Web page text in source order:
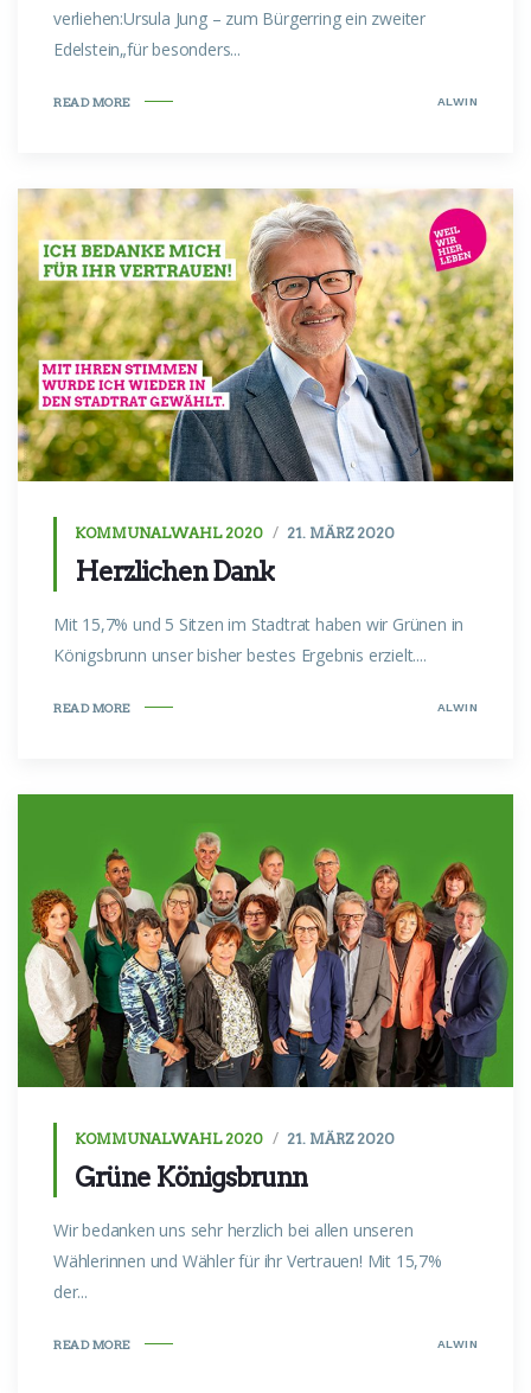
verliehen:Ursula Jung – zum Bürgerring ein zweiter
Edelstein„für besonders...
READ MORE ALWIN
KOMMUNALWAHL 2020 21. MÄRZ 2020
Herzlichen Dank
Mit 15,7% und 5 Sitzen im Stadtrat haben wir Grünen in
Königsbrunn unser bisher bestes Ergebnis erzielt....
READ MORE ALWIN
KOMMUNALWAHL 2020 21. MÄRZ 2020
Grüne Königsbrunn
Wir bedanken uns sehr herzlich bei allen unseren
Wählerinnen und Wähler für ihr Vertrauen! Mit 15,7%
der...
READ MORE ALWIN